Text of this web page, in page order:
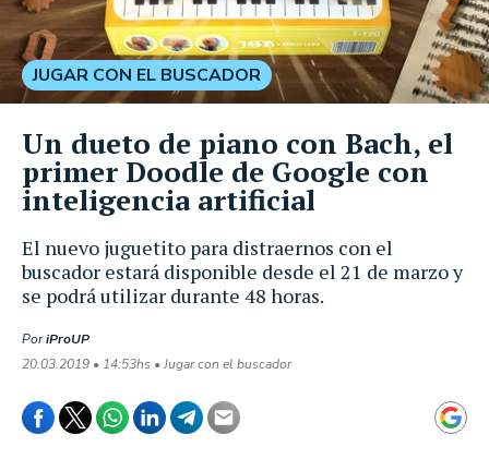
El nuevo juguetito para distraernos con el
buscador estará disponible desde el 21 de marzo y
se podrá utilizar durante 48 horas.
PoriProUP
20.03.2019 • 14:53hs • Jugar con el buscador
JUGAR CON EL BUSCADOR
Un dueto de piano con Bach, el
primer Doodle de Google con
inteligencia artificial